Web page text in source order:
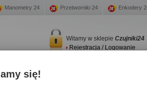
Manometry 24 Przetworniki 24 Enkodery
Witamy w sklepie Czujniki24
Rejestracja / Logowanie
się!